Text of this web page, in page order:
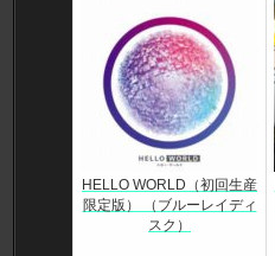
HELLO WORLD（初回生産
限定版） （ブルーレイディ
スク）